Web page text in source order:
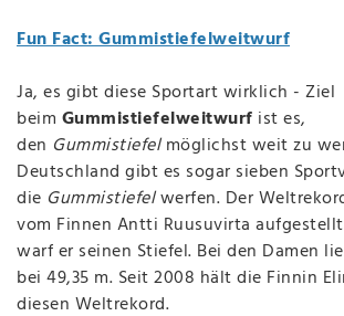
Fun Fact: Gummistiefelweitwurf
Ja, es gibt diese Sportart wirklich - Ziel
beim Gummistiefelweitwurf ist es,
den Gummistiefelmöglichst weit zu
Deutschland gibt es sogar sieben
die Gummistiefelwerfen. Der
vom Finnen Antti Ruusuvirta
warf er seinen Stiefel. Bei den Damen
bei 49,35 m. Seit 2008 hält die Finnin
diesen Weltrekord.